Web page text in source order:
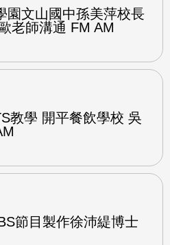
園文山國中孫美萍校長
老師溝通 FM AM
教學 開平餐飲學校 吳
節目製作徐沛緹博士